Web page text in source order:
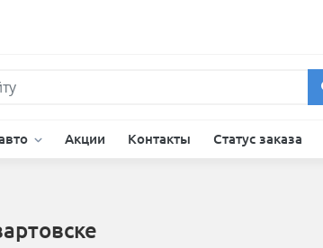
Акции Контакты Статус заказа